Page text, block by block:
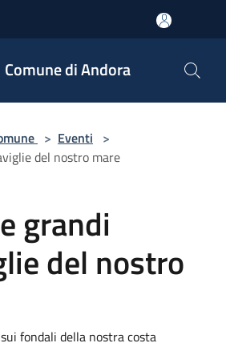
Comune di Andora
> Eventi >
del nostro mare
grandi
del nostro
fondali della nostra costa